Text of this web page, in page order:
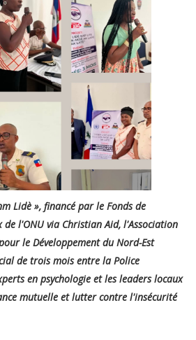
Lidè », financé par le Fonds de
l'ONU via Christian Aid, l'Association
le Développement du Nord-Est
de trois mois entre la Police
en psychologie et les leaders locaux
mutuelle et lutter contre l'insécurité